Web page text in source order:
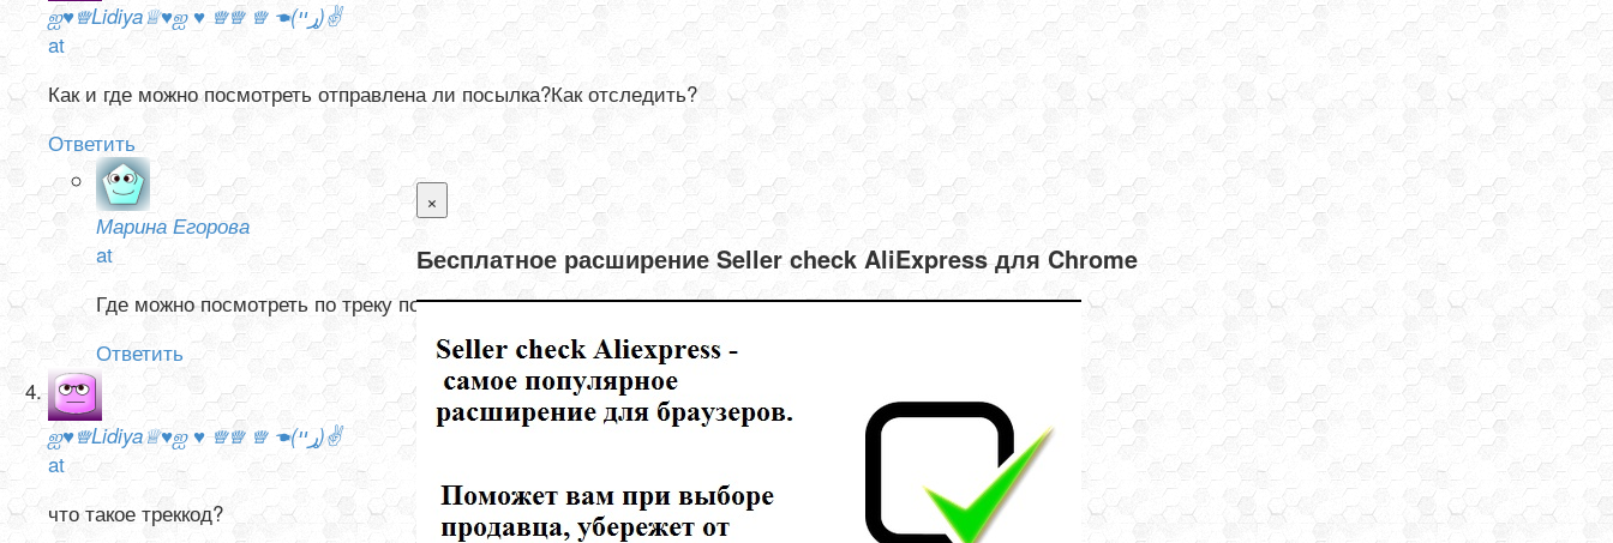
ஐ♥♕Lidiya♕♥ஐ ♥ ♕♕ ♕ ☚(ړײ)✌
at
Как и где можно посмотреть отправлена ли посылка?Как отследить?
Ответить
Марина Егорова
at
Где можно посмотреть по треку посылки.
Ответить
ஐ♥♕Lidiya♕♥ஐ ♥ ♕♕ ♕ ☚(ړײ)✌
at
что такое треккод?
×
Бесплатное расширение Seller check AliExpress для Chrome